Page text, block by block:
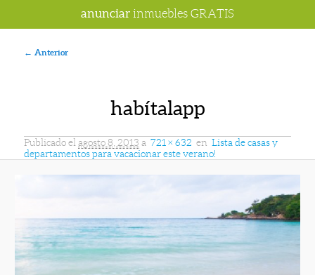
anunciar inmuebles GRATIS
Navegador de imágenes
← Anterior
habítalapp
Publicado el agosto 8, 2013 a 721 × 632 en Lista de casas y
departamentos para vacacionar este verano!